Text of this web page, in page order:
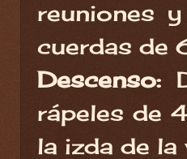
reuniones
cuerdas de
Descenso:
rápeles de
la izda de la